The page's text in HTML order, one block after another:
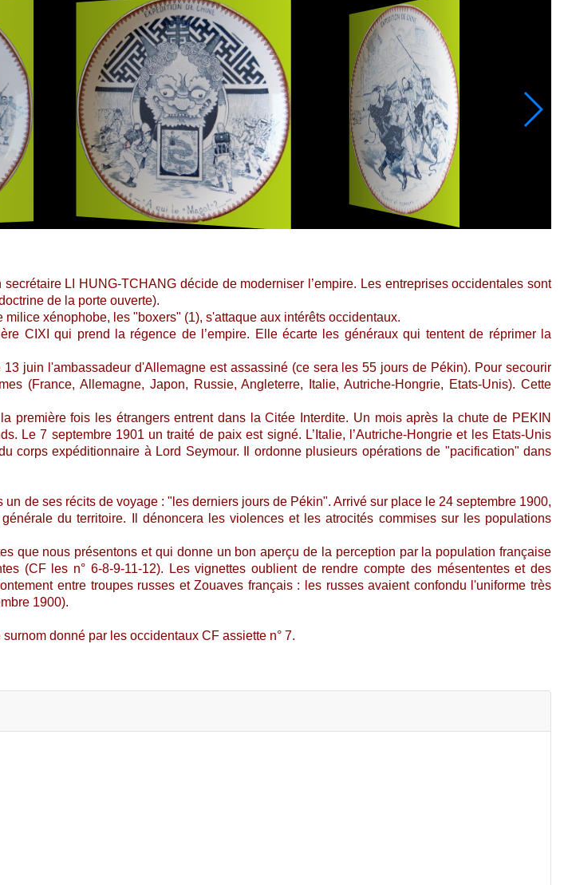
LI HUNG-TCHANG décide de moderniser l’empire. Les entreprises occidentales sont
de la porte ouverte).
xénophobe, les "boxers" (1), s'attaque aux intérêts occidentaux.
CIXI qui prend la régence de l’empire. Elle écarte les généraux qui tentent de réprimer la
juin l'ambassadeur d'Allemagne est assassiné (ce sera les 55 jours de Pékin). Pour secourir
(France, Allemagne, Japon, Russie, Angleterre, Italie, Autriche-Hongrie, Etats-Unis). Cette
fois les étrangers entrent dans la Citée Interdite. Un mois après la chute de PEKIN
Le 7 septembre 1901 un traité de paix est signé. L’Italie, l’Autriche-Hongrie et les Etats-Unis
corps expéditionnaire à Lord Seymour. Il ordonne plusieurs opérations de "pacification" dans
de ses récits de voyage : "les derniers jours de Pékin". Arrivé sur place le 24 septembre 1900,
du territoire. Il dénoncera les violences et les atrocités commises sur les populations
que nous présentons et qui donne un bon aperçu de la perception par la population française
(CF les n° 6-8-9-11-12). Les vignettes oublient de rendre compte des mésententes et des
entre troupes russes et Zouaves français : les russes avaient confondu l'uniforme très
1900).
donné par les occidentaux CF assiette n° 7.